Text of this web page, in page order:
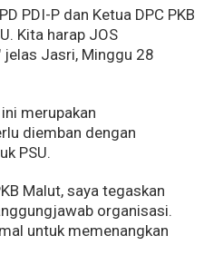
PDI-P dan Ketua DPC PKB
Kita harap JOS
jelas Jasri, Minggu 28
merupakan
diemban dengan
PSU.
Malut, saya tegaskan
organisasi.
untuk memenangkan